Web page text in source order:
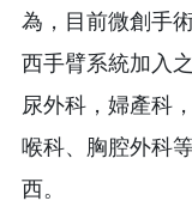
為，目前微創手
西手臂系統加入
尿外科，婦產科
喉科、胸腔外科
西。